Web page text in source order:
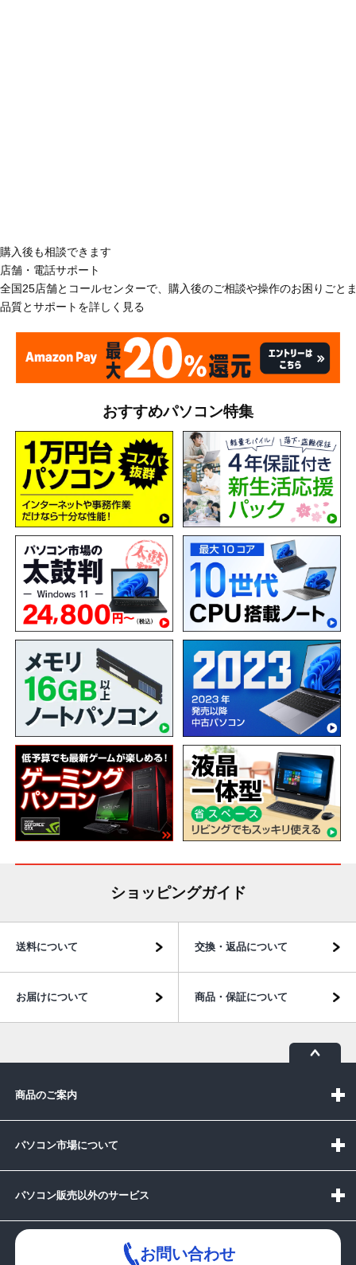
購入後も相談できます
店舗・電話サポート
全国25店舗とコールセンターで、購入後のご相談や操作のお困りごと
品質とサポートを詳しく見る
おすすめパソコン特集
ショッピングガイド
送料について 交換・返品について
お届けについて 商品・保証について
商品のご案内
パソコン市場について
パソコン販売以外のサービス
お問い合わせ